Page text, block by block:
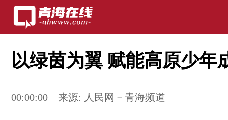
以绿茵为翼 赋能高原少年
00:00:00 来源: 人民网－青海频道